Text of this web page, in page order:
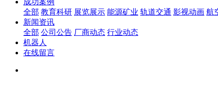
成功案例
全部 教育科研 展览展示 能源矿业 轨道交通 影视动画 航
新闻资讯
全部 公司公告 厂商动态 行业动态
机器人
在线留言